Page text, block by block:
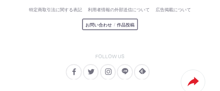
特定商取引法に関する表記 利用者情報の外部送信について 広告掲載について
お問い合わせ / 作品投稿